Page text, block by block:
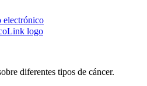
electrónico
diferentes tipos de cáncer.